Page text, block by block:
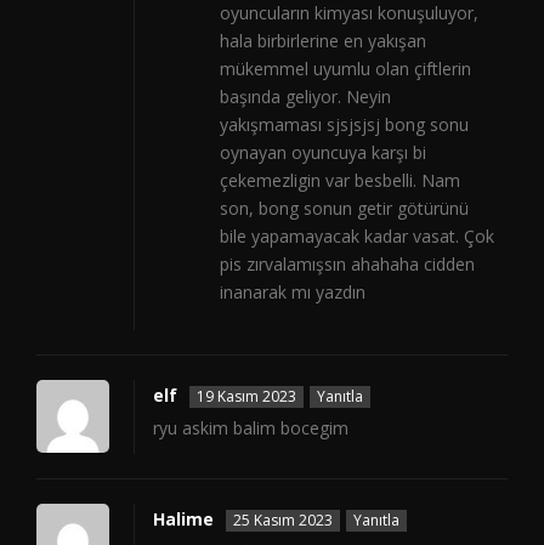
oyuncuların kimyası konuşuluyor,
hala birbirlerine en yakışan
mükemmel uyumlu olan çiftlerin
başında geliyor. Neyin
yakışmaması sjsjsjsj bong sonu
oynayan oyuncuya karşı bi
çekemezligin var besbelli. Nam
son, bong sonun getir götürünü
bile yapamayacak kadar vasat. Çok
pis zırvalamışsın ahahaha cidden
inanarak mı yazdın
elf 19 Kasım 2023 Yanıtla
ryu askim balim bocegim
Halime 25 Kasım 2023 Yanıtla